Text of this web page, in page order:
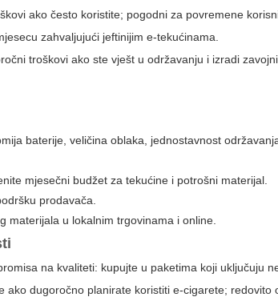
ako često koristite; pogodni za povremene
zahvaljujući jeftinijim e-tekućinama.
troškovi ako ste vješt u održavanju i izradi
baterije, veličina oblaka, jednostavnost
mjesečni budžet za tekućine i potrošni materijal.
prodavača.
materijala u lokalnim trgovinama i online.
na kvaliteti: kupujte u paketima koji uključuju
dugoročno planirate koristiti e-cigarete; redovito